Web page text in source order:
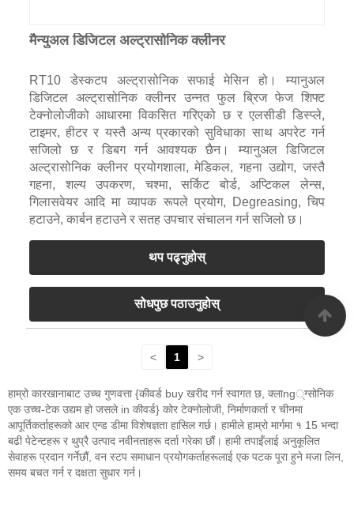
मैन्युअल डिजिटल अल्ट्रासोनिक क्लीनर
RT10 डेस्कटप अल्ट्रासोनिक सफाई मेसिन हो। म्यानुअल
डिजिटल अल्ट्रासोनिक क्लीनर उन्नत फुल ब्रिज फेज शिफ्ट
टेक्नोलोजीको आधारमा विकसित गरिएको छ र एलसीडी डिस्प्ले,
टाइमर, हीटर र यस्तै अन्य प्रकारको सुविधाका साथ अपरेट गर्न
सजिलो छ र डिबग गर्न आवश्यक छैन। म्यानुअल डिजिटल
अल्ट्रासोनिक क्लीनर प्रयोगशाला, मेडिकल, गहना उद्योग, जस्तै
गहना, शल्य उपकरण, चश्मा, सर्किट बोर्ड, अप्टिकल लेन्स,
गिलासवेयर आदि मा व्यापक रूपले प्रयोग, Degreasing, चिप
हटाउने, कार्बन हटाउने र सतह उपचार संचालन गर्न सजिलो छ।
थप पढ्नुहोस्
सोधपुछ पठाउनुहोस्
< 1 >
हाम्रो कारखानाबाट उच्च गुणवत्ता {कीवर्ड buy खरीद गर्न स्वागत छ, क्लाng्ग्सोनिक
एक उच्च-टेक उद्यम हो जसले in कीवर्ड} कोर टेक्नोलोजी, निर्माणकर्ता र चीनमा
आपूर्तिकर्ताहरूको आर एन्ड डीमा विशेषज्ञता हासिल गर्छ। हामीले हाम्रो मार्गमा १ 15 भन्दा
बढी पेटेन्टहरू र थुप्रै उत्पाद नवीनताहरू दर्ता गरेका छौं। हामी तपाइँलाई अनुकूलित
सेवाहरू प्रदान गर्नेछौं, वन स्टप समाधान प्रयोगकर्ताहरूलाई एक पटक पूरा हुने मजा लिन,
समय बचत गर्न र दक्षता सुधार गर्न।